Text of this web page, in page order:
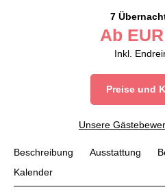
7
Ab EUR
Inkl.
Preise und
Unsere
Beschreibung Ausstattung
Kalender